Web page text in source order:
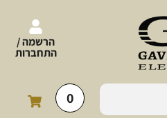
הרשמה /
התחברות
0